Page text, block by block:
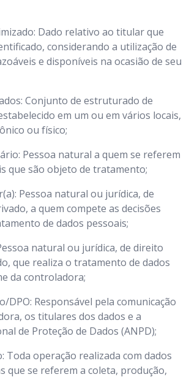
Dado relativo ao titular que
considerando a utilização de
e disponíveis na ocasião de seu
Conjunto de estruturado de
em um ou em vários locais,
ou físico;
Pessoa natural a quem se referem
que são objeto de tratamento;
Pessoa natural ou jurídica, de
a quem compete as decisões
de dados pessoais;
natural ou jurídica, de direito
que realiza o tratamento de dados
da controladora;
DPO: Responsável pela comunicação
os titulares dos dados e a
de Proteção de Dados (ANPD);
Toda operação realizada com dados
que se referem a coleta, produção,